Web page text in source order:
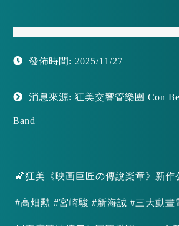
發佈時間: 2025/11/27
消息來源: 狂美交響管樂團 Con
Band
🌠狂美《映画巨匠の傳說楽章》新作
#高畑勲 #宮崎駿 #新海誠 #三大動畫